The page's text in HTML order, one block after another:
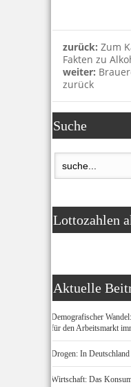
zurück: Zum
Fakten zu
weiter:
zurück
Suche
Lottozahlen
Aktuelle
Demografischer
für den Arbeitsmarkt
Drogen: In
Wirtschaft: Das